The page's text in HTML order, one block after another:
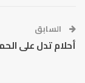
السابق
أحلام تدل على